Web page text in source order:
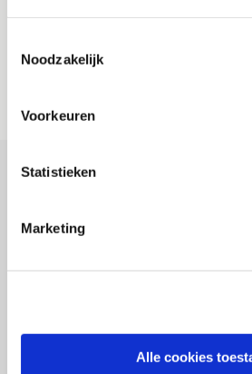
Noodzakelijk
Voorkeuren
Statistieken
Marketing
Alle cookies
of kruipruimte brandschoon achter
ZUIGTECHNIEK